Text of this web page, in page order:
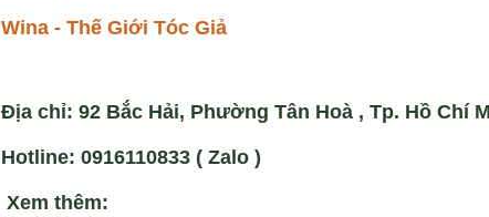
Wina - Thế Giới Tóc Giả
Địa chỉ: 92 Bắc Hải, Phường Tân Hoà , Tp. Hồ Chí
Hotline: 0916110833 ( Zalo )
Xem thêm: